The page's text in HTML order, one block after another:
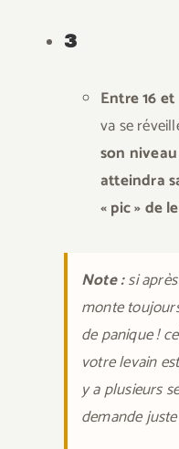
3
Entre 16
va se
son
atteindra
« pic » de
Note :si
monte
de panique !
votre levain
y a plusieurs
demande